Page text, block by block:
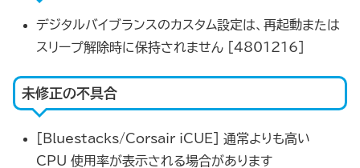
デジタルバイブランスのカスタム設定は、再起動または
スリープ解除時に保持されません [4801216]
未修正の不具合
[Bluestacks/Corsair iCUE] 通常よりも高い
CPU 使用率が表示される場合があります